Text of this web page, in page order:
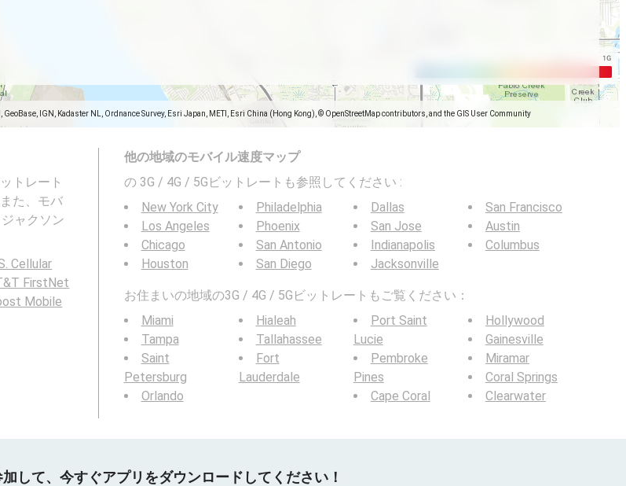
GeoBase, IGN, Kadaster NL, Ordnance Survey, Esri Japan, METI, Esri China (Hong Kong), © OpenStreetMap contributors, and the GIS User Community
トレート
た、モバ
ャクソン
Cellular
FirstNet
Mobile
他の地域のモバイル速度マップ
の 3G / 4G / 5Gビットレートも参照してください :
New York City
Los Angeles
Chicago
Houston
Philadelphia
Phoenix
San Antonio
San Diego
Dallas
San Jose
Indianapolis
Jacksonville
San Francisco
Austin
Columbus
お住まいの地域の3G / 4G / 5Gビットレートもご覧ください：
Miami
Tampa
Saint
Petersburg
Orlando
Hialeah
Tallahassee
Fort
Lauderdale
Port Saint
Lucie
Pembroke
Pines
Cape Coral
Hollywood
Gainesville
Miramar
Coral Springs
Clearwater
して、今すぐアプリをダウンロードしてください！